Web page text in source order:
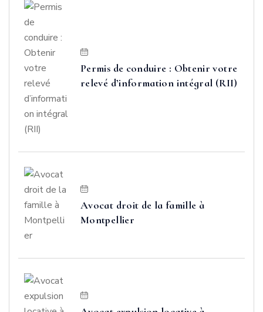
Permis de conduire : Obtenir votre
relevé d’information intégral (RII)
Avocat droit de la famille à
Montpellier